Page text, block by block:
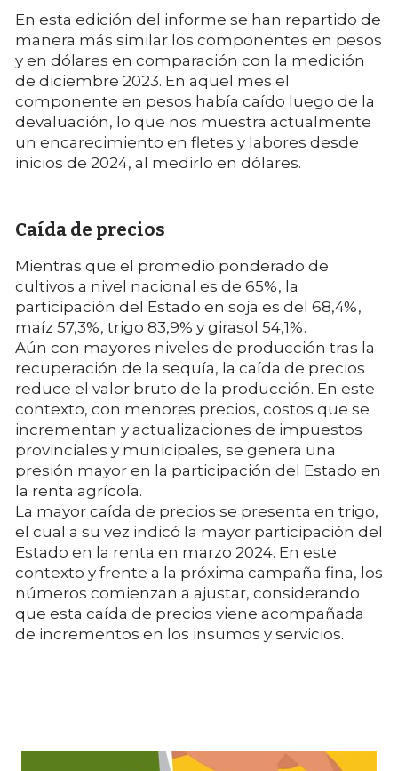
En esta edición del informe se han repartido de
manera más similar los componentes en pesos
y en dólares en comparación con la medición
de diciembre 2023. En aquel mes el
componente en pesos había caído luego de la
devaluación, lo que nos muestra actualmente
un encarecimiento en fletes y labores desde
inicios de 2024, al medirlo en dólares.
Caída de precios
Mientras que el promedio ponderado de
cultivos a nivel nacional es de 65%, la
participación del Estado en soja es del 68,4%,
maíz 57,3%, trigo 83,9% y girasol 54,1%.
Aún con mayores niveles de producción tras la
recuperación de la sequía, la caída de precios
reduce el valor bruto de la producción. En este
contexto, con menores precios, costos que se
incrementan y actualizaciones de impuestos
provinciales y municipales, se genera una
presión mayor en la participación del Estado en
la renta agrícola.
La mayor caída de precios se presenta en trigo,
el cual a su vez indicó la mayor participación del
Estado en la renta en marzo 2024. En este
contexto y frente a la próxima campaña fina, los
números comienzan a ajustar, considerando
que esta caída de precios viene acompañada
de incrementos en los insumos y servicios.